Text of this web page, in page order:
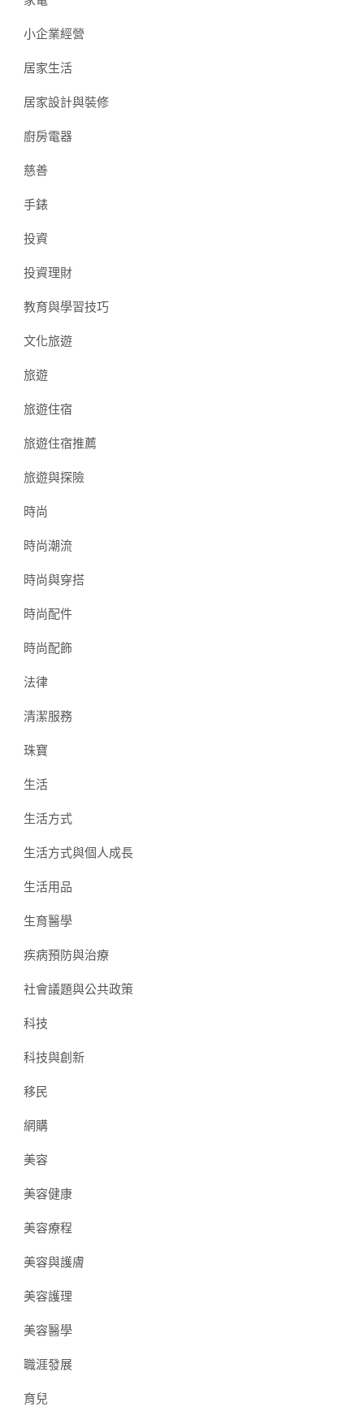
小企業經營
居家生活
居家設計與裝修
廚房電器
慈善
手錶
投資
投資理財
教育與學習技巧
文化旅遊
旅遊
旅遊住宿
旅遊住宿推薦
旅遊與探險
時尚
時尚潮流
時尚與穿搭
時尚配件
時尚配飾
法律
清潔服務
珠寶
生活
生活方式
生活方式與個人成長
生活用品
生育醫學
疾病預防與治療
社會議題與公共政策
科技
科技與創新
移民
網購
美容
美容健康
美容療程
美容與護膚
美容護理
美容醫學
職涯發展
育兒